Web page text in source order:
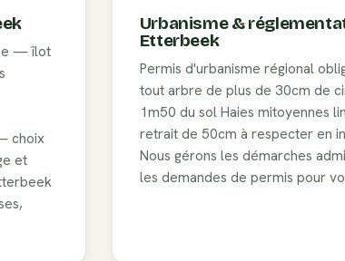
— îlot
choix
et
Urbanisme &
Etterbeek
Permis d'urbanisme régional
tout arbre de plus de 30cm de
1m50 du solHaies mitoyennes
retrait de 50cm à respecter en
Nous gérons les démarches
les demandes de permis pour